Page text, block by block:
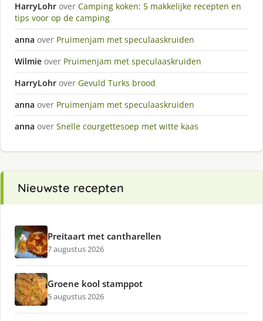
HarryLohr over Camping koken: 5 makkelijke recepten en
tips voor op de camping
anna over Pruimenjam met speculaaskruiden
Wilmie over Pruimenjam met speculaaskruiden
HarryLohr over Gevuld Turks brood
anna over Pruimenjam met speculaaskruiden
anna over Snelle courgettesoep met witte kaas
Nieuwste recepten
Preitaart met cantharellen
7 augustus 2026
Groene kool stamppot
5 augustus 2026